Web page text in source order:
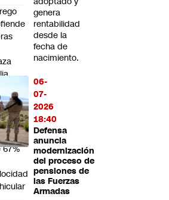
genera
rentabilidad
desde la
fecha de
nacimiento.
06-
07-
2026
18:40
Defensa
anuncia
modernización
del proceso de
pensiones de
las Fuerzas
Armadas
67%